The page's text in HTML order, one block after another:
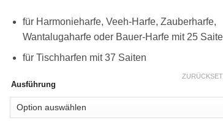
für Harmonieharfe, Veeh-Harfe, Zauberharfe,
Wantalugaharfe oder Bauer-Harfe mit 25
für Tischharfen mit 37 Saiten
Ausführung